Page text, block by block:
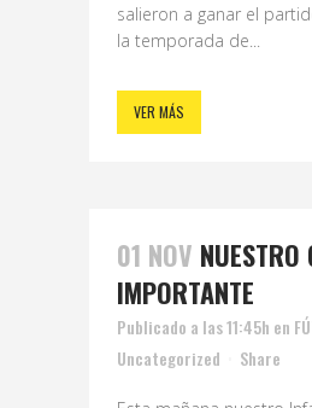
salieron a ganar el
la temporada de...
VER MÁS
01 NOV NUESTRO
IMPORTANTE
Publicado a las 11:45h en
Uncategorized
Share